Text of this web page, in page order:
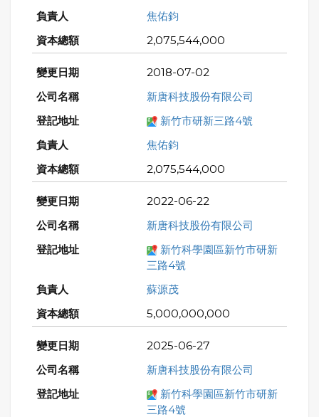
焦佑鈞
2,075,544,000
2018-07-02
新唐科技股份有限公司
新竹市研新三路4號
焦佑鈞
2,075,544,000
2022-06-22
新唐科技股份有限公司
新竹科學園區新竹市研新
三路4號
蘇源茂
5,000,000,000
2025-06-27
新唐科技股份有限公司
新竹科學園區新竹市研新
三路4號